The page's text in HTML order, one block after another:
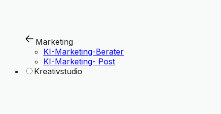
Marketing
KI-Marketing-Berater
KI-Marketing- Post
Kreativstudio